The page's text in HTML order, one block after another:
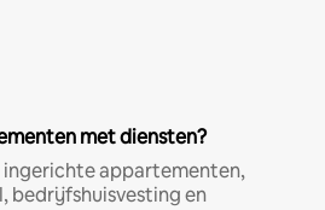
met diensten?
appartementen,
bedrijfshuisvesting en